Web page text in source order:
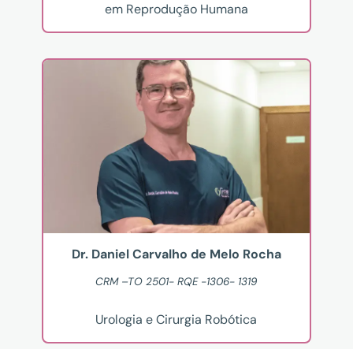
em Reprodução Humana
Dr. Daniel Carvalho de Melo Rocha
CRM –TO 2501- RQE -1306- 1319
Urologia e Cirurgia Robótica